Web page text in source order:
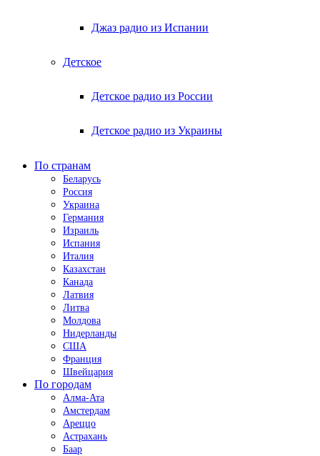
Джаз радио из Испании
Детское
Детское радио из России
Детское радио из Украины
По странам
Беларусь
Россия
Украина
Германия
Израиль
Испания
Италия
Казахстан
Канада
Латвия
Литва
Молдова
Нидерланды
США
Франция
Швейцария
По городам
Алма-Ата
Амстердам
Ареццо
Астрахань
Баар